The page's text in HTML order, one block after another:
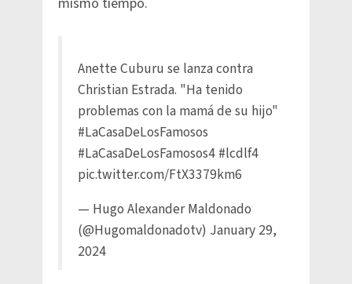
Anette Cuburu se lanza contra
Christian Estrada. "Ha tenido
problemas con la mamá de su hijo"
#LaCasaDeLosFamosos
#LaCasaDeLosFamosos4 #lcdlf4
pic.twitter.com/FtX3379km6
— Hugo Alexander Maldonado
(@Hugomaldonadotv) January 29,
2024